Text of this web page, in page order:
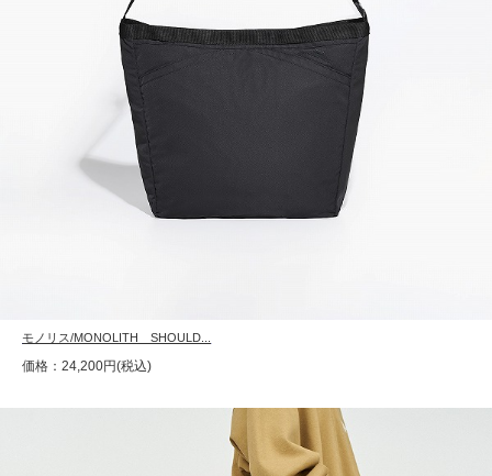
モノリス/MONOLITH SHOULD...
価格：24,200円(税込)